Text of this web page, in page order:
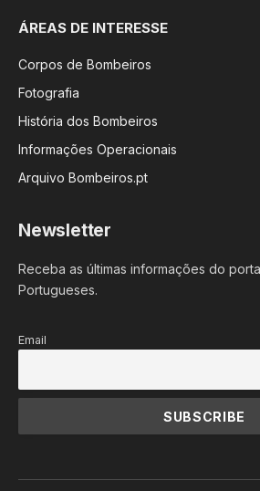
ÁREAS DE INTERESSE
Corpos de Bombeiros
Fotografia
História dos Bombeiros
Informações Operacionais
Arquivo Bombeiros.pt
Newsletter
Receba as últimas informações do
Portugueses.
Email